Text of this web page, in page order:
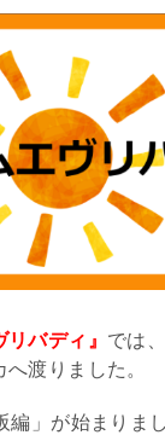
リバディ』 では
渡りました。
編」が始まりま